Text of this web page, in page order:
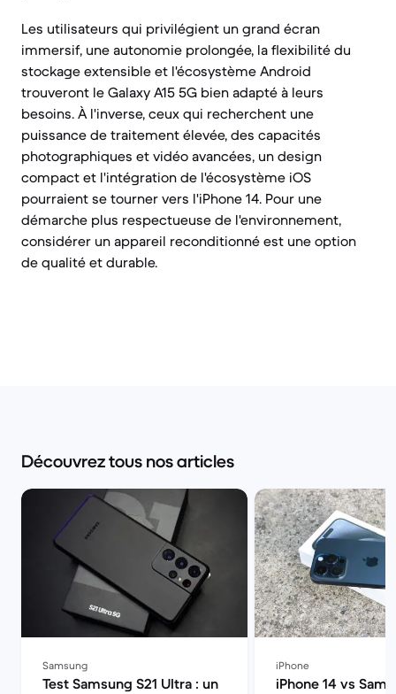
Les utilisateurs qui privilégient un grand écran
immersif, une autonomie prolongée, la flexibilité du
stockage extensible et l'écosystème Android
trouveront le Galaxy A15 5G bien adapté à leurs
besoins. À l'inverse, ceux qui recherchent une
puissance de traitement élevée, des capacités
photographiques et vidéo avancées, un design
compact et l'intégration de l'écosystème iOS
pourraient se tourner vers l'iPhone 14. Pour une
démarche plus respectueuse de l'environnement,
considérer un appareil reconditionné est une option
de qualité et durable.
Découvrez tous nos articles
Samsung
Test Samsung S21 Ultra : un
iPhone
iPhone 14 vs